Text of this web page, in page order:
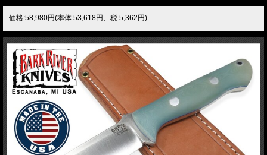
価格:58,980円(本体 53,618円、税 5,362円)